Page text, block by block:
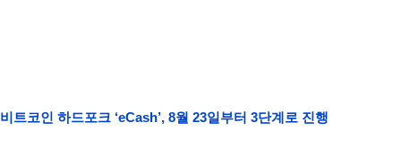
비트코인 하드포크 ‘eCash’, 8월 23일부터 3단계로 진행